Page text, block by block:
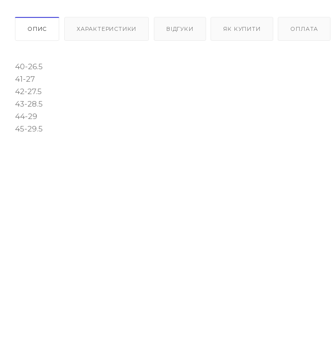
ОПИС ХАРАКТЕРИСТИКИ ВІДГУКИ ЯК КУПИТИ ОПЛАТА
40-26.5
41-27
42-27.5
43-28.5
44-29
45-29.5